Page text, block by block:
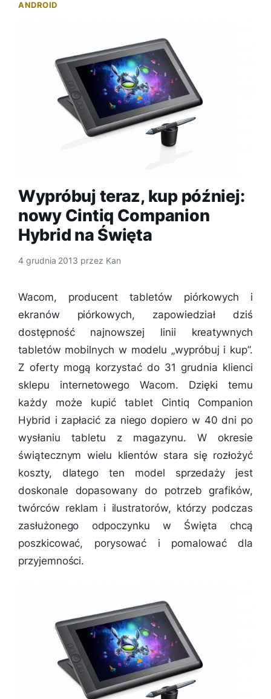
ANDROID
Wypróbuj teraz, kup później:
nowy Cintiq Companion
Hybrid na Święta
4 grudnia 2013 przez Kan
Wacom, producent tabletów piórkowych i
ekranów piórkowych, zapowiedział dziś
dostępność najnowszej linii kreatywnych
tabletów mobilnych w modelu „wypróbuj i kup”.
Z oferty mogą korzystać do 31 grudnia klienci
sklepu internetowego Wacom. Dzięki temu
każdy może kupić tablet Cintiq Companion
Hybrid i zapłacić za niego dopiero w 40 dni po
wysłaniu tabletu z magazynu. W okresie
świątecznym wielu klientów stara się rozłożyć
koszty, dlatego ten model sprzedaży jest
doskonale dopasowany do potrzeb grafików,
twórców reklam i ilustratorów, którzy podczas
zasłużonego odpoczynku w Święta chcą
poszkicować, porysować i pomalować dla
przyjemności.